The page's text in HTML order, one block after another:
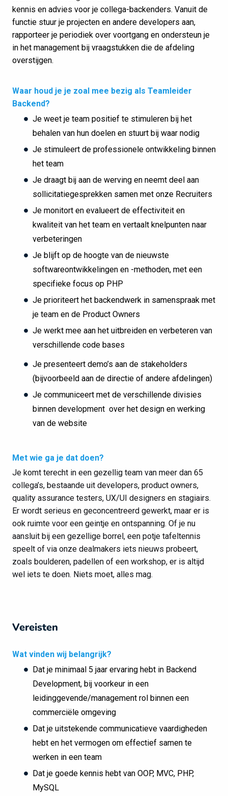
kennis en advies voor je collega-backenders. Vanuit de
functie stuur je projecten en andere developers aan,
rapporteer je periodiek over voortgang en ondersteun je
in het management bij vraagstukken die de afdeling
overstijgen.
Waar houd je je zoal mee bezig als Teamleider
Backend?
Je weet je team positief te stimuleren bij het
behalen van hun doelen en stuurt bij waar nodig
Je stimuleert de professionele ontwikkeling binnen
het team
Je draagt bij aan de werving en neemt deel aan
sollicitatiegesprekken samen met onze Recruiters
Je monitort en evalueert de effectiviteit en
kwaliteit van het team en vertaalt knelpunten naar
verbeteringen
Je blijft op de hoogte van de nieuwste
softwareontwikkelingen en -methoden, met een
specifieke focus op PHP
Je prioriteert het backendwerk in samenspraak met
je team en de Product Owners
Je werkt mee aan het uitbreiden en verbeteren van
verschillende code bases
Je presenteert demo’s aan de stakeholders
(bijvoorbeeld aan de directie of andere afdelingen)
Je communiceert met de verschillende divisies
binnen development over het design en werking
van de website
Met wie ga je dat doen?
Je komt terecht in een gezellig team van meer dan 65
collega’s, bestaande uit developers, product owners,
quality assurance testers, UX/UI designers en stagiairs.
Er wordt serieus en geconcentreerd gewerkt, maar er is
ook ruimte voor een geintje en ontspanning. Of je nu
aansluit bij een gezellige borrel, een potje tafeltennis
speelt of via onze dealmakers iets nieuws probeert,
zoals boulderen, padellen of een workshop, er is altijd
wel iets te doen. Niets moet, alles mag.
Vereisten
Wat vinden wij belangrijk?
Dat je minimaal 5 jaar ervaring hebt in Backend
Development, bij voorkeur in een
leidinggevende/management rol binnen een
commerciële omgeving
Dat je uitstekende communicatieve vaardigheden
hebt en het vermogen om effectief samen te
werken in een team
Dat je goede kennis hebt van OOP, MVC, PHP,
MySQL